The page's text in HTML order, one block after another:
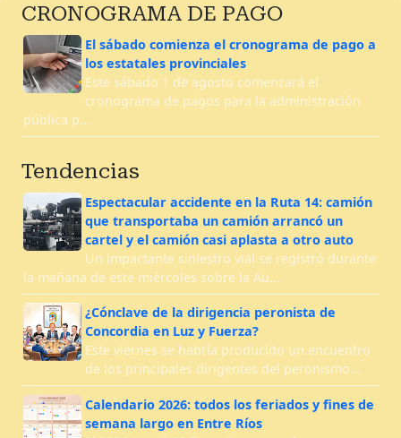
CRONOGRAMA DE PAGO
El sábado comienza el cronograma de pago a
los estatales provinciales
Este sábado 1 de agosto comenzará el
cronograma de pagos para la administración
pública p…
Tendencias
Espectacular accidente en la Ruta 14: camión
que transportaba un camión arrancó un
cartel y el camión casi aplasta a otro auto
Un impactante siniestro vial se registró durante
la mañana de este miércoles sobre la Au…
¿Cónclave de la dirigencia peronista de
Concordia en Luz y Fuerza?
Este viernes se habría producido un encuentro
de los principales dirigentes del peronismo…
Calendario 2026: todos los feriados y fines de
semana largo en Entre Ríos